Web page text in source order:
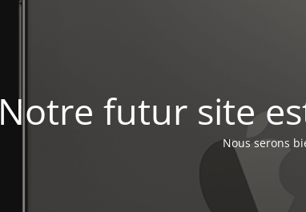
Notre futur site
Nous serons